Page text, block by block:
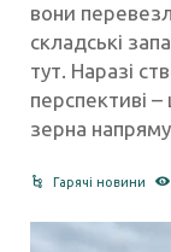
вони
складські
тут. Наразі
перспективі
зерна
Гарячі новини